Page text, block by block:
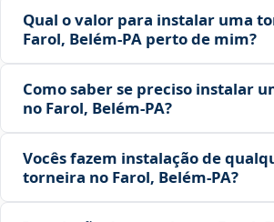
Qual o valor para instalar uma
Farol, Belém‑PA perto de mim?
Como saber se preciso instalar
no Farol, Belém‑PA?
Vocês fazem instalação de
torneira no Farol, Belém‑PA?